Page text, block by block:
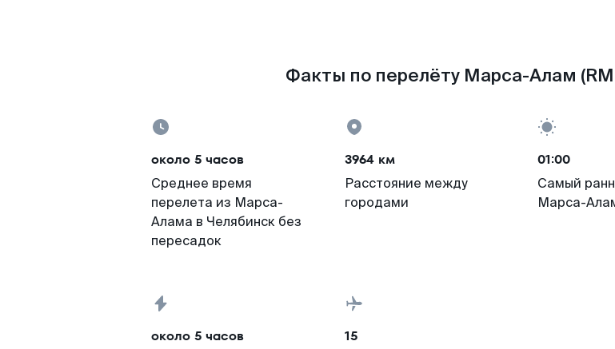
Факты по перелёту Марса-Алам
около 5 часов
Среднее время
перелета из Марса-
Алама в Челябинск без
пересадок
3964 км
Расстояние между
городами
01:00
Самый
Марса-
около 5 часов 15